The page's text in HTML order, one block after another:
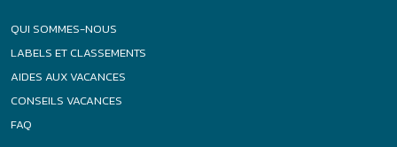
QUI SOMMES-NOUS
LABELS ET CLASSEMENTS
AIDES AUX VACANCES
CONSEILS VACANCES
FAQ